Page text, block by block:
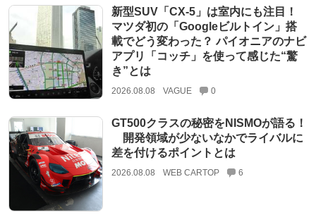
新型SUV「CX-5」は室内にも注目！
マツダ初の「Googleビルトイン」搭
載でどう変わった？ パイオニアのナビ
アプリ「コッチ」を使って感じた“驚
き”とは
2026.08.08 VAGUE 0
GT500クラスの秘密をNISMOが語る！
開発領域が少ないなかでライバルに
差を付けるポイントとは
2026.08.08 WEB CARTOP 6